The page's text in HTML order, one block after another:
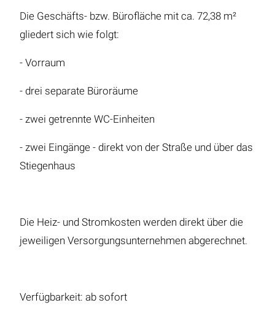
Die Geschäfts- bzw. Bürofläche mit ca. 72,38 m²
gliedert sich wie folgt:
- Vorraum
- drei separate Büroräume
- zwei getrennte WC-Einheiten
- zwei Eingänge - direkt von der Straße und über das
Stiegenhaus
Die Heiz- und Stromkosten werden direkt über die
jeweiligen Versorgungsunternehmen abgerechnet.
Verfügbarkeit: ab sofort